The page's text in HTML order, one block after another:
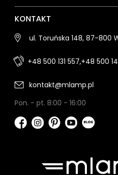
KONTAKT
ul. Toruńska 148, 87-800
+48 500 131 557,+48 500
kontakt@mlamp.pl
Pon. - pt. 8:00 - 16:00